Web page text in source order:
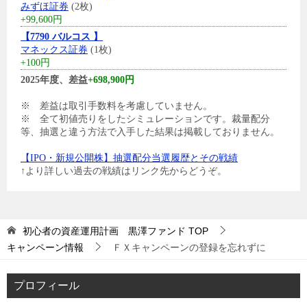
みずほ証券 (2枚)
+99,600円
【7790 バルコス 】
マネックス証券 (1枚)
+100円
2025年度、差益+698,900円
※ 差益は取引手数料を考慮していません。
※ 全て初値売りをしたシミュレーションです。裁量配分
等、抽選と違う方法で入手した結果は掲載しておりません。
【IPO・新規公開株】抽選配分当選履歴とその戦績
↑より詳しい過去の戦績はリンク先からどうぞ。
初心者の資産運用計画 黒澤ファンド TOP
キャンペーン情報
ＦＸキャンペーンの登録を忘れずに
プロフィール